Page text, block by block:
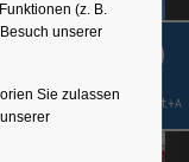
(z. B.
unserer
Sie zulassenShift+Alt+A